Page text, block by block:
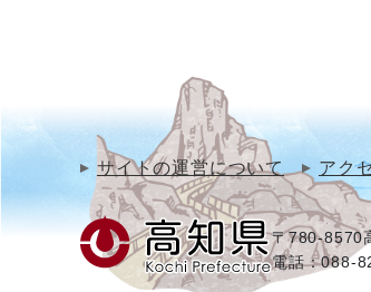
サイトの運営について アク
〒780-8570
電話：088-